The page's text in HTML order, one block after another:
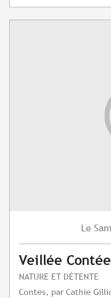
Le
Veillée
NATURE ET DÉTENTE
Contes, par Cathie